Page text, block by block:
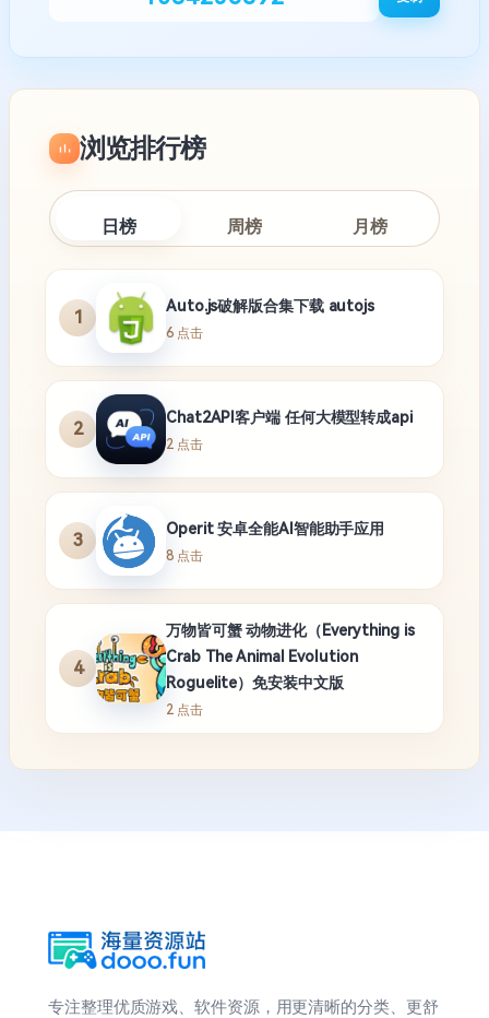
浏览排行榜
日榜 周榜 月榜
1
Auto.js破解版合集下载 autojs
6 点击
2
Chat2API客户端 任何大模型转成api
2 点击
3
Operit 安卓全能AI智能助手应用
8 点击
4
万物皆可蟹 动物进化（Everything is
Crab The Animal Evolution
Roguelite）免安装中文版
2 点击
专注整理优质游戏、软件资源，用更清晰的分类、更舒